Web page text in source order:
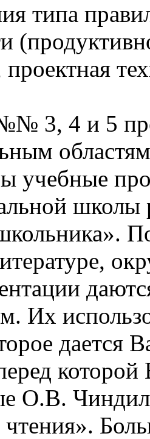
типа
3, 4 и 5
учебные
школы
Их
дается
О.В.